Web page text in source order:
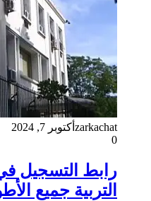
zarkachat أكتوبر 7, 2024
0
رابط التسجيل
التربية جميع